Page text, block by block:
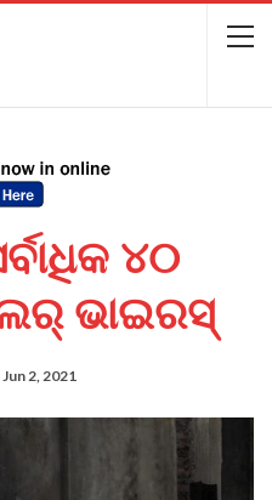
୪୦
ଭାଇରସ୍
Jun 2, 2021